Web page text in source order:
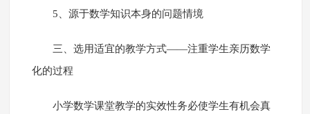
5、源于数学知识本身的问题情境
三、选用适宜的教学方式――注重学生亲历数学
化的过程
小学数学课堂教学的实效性务必使学生有机会真